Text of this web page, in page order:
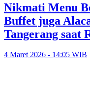
Nikmati Menu
Buffet juga
Tangerang saat
4 Maret 2026 - 14:05 WIB